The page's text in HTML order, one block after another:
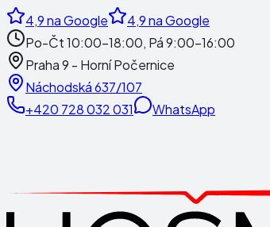
4,9na Google 4,9na Google
Po-Čt 10:00-18:00, Pá 9:00-16:00
Praha 9 - Horní Počernice
Náchodská 637/107
+420 728 032 031
WhatsApp